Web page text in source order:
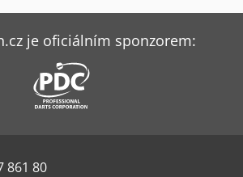
je oficiálním sponzorem:
861 80